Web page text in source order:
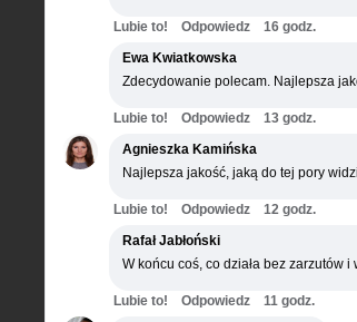
Lubie to! Odpowiedz
16 godz.
Ewa Kwiatkowska
Zdecydowanie polecam. Najlepsza
Lubie to! Odpowiedz
13 godz.
Agnieszka Kamińska
Najlepsza jakość, jaką do tej pory
Lubie to! Odpowiedz
12 godz.
Rafał Jabłoński
W końcu coś, co działa bez zarzutów
Lubie to! Odpowiedz
11 godz.